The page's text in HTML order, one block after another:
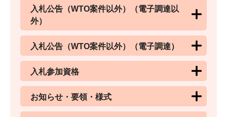
入札公告（WTO案件以外）（電子調達以
外）
入札公告（WTO案件以外）（電子調達）
入札参加資格
お知らせ・要領・様式